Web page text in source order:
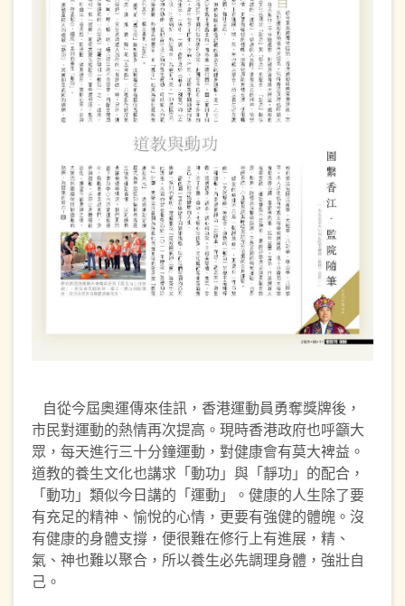
自從今屆奧運傳來佳訊，香港運動員勇奪獎牌後，
市民對運動的熱情再次提高。現時香港政府也呼籲大
眾，每天進行三十分鐘運動，對健康會有莫大裨益。
道教的養生文化也講求「動功」與「靜功」的配合，
「動功」類似今日講的「運動」。健康的人生除了要
有充足的精神、愉悅的心情，更要有強健的體魄。沒
有健康的身體支撐，便很難在修行上有進展，精、
氣、神也難以聚合，所以養生必先調理身體，強壯自
己。